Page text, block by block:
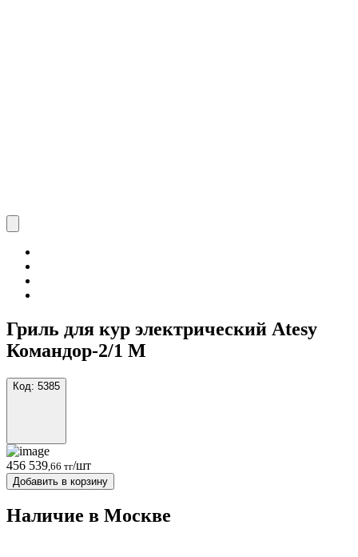
Гриль для кур электрический Atesy
Командор-2/1 М
Код: 5385
456 539 ,66 тг/шт
Добавить в корзину
Наличие в Москвe